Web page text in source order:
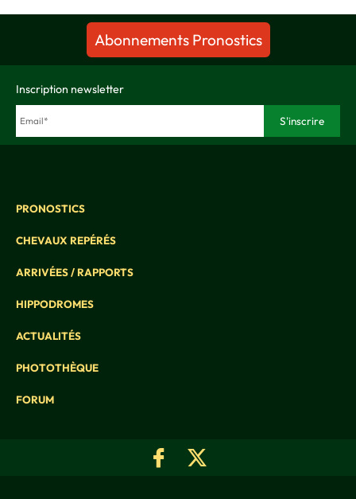
Abonnements Pronostics
Inscription newsletter
PRONOSTICS
CHEVAUX REPÉRÉS
ARRIVÉES / RAPPORTS
HIPPODROMES
ACTUALITÉS
PHOTOTHÈQUE
FORUM